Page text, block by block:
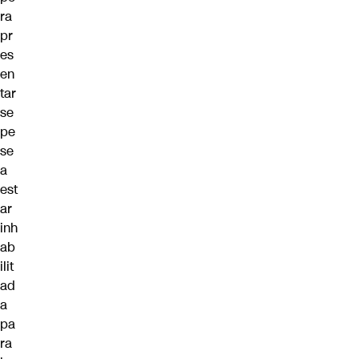
ra
pr
es
en
tar
se
pe
se
a
est
ar
inh
ab
ilit
ad
a
pa
ra